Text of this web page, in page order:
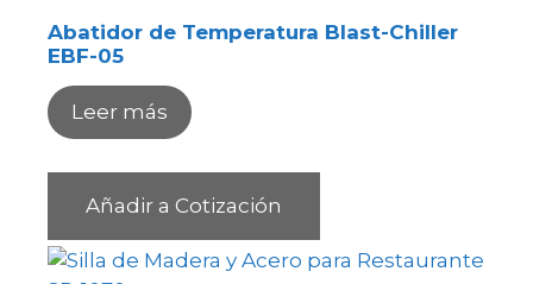
Abatidor de Temperatura Blast-Chiller
EBF-05
Leer más
Añadir a Cotización